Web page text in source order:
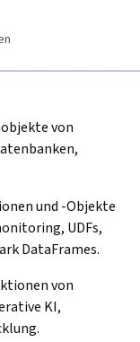
von
und -Objekte
UDFs,
DataFrames.
von
KI,